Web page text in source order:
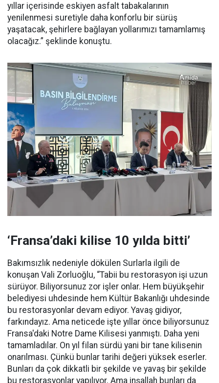
yıllar içerisinde eskiyen asfalt tabakalarının
yenilenmesi suretiyle daha konforlu bir sürüş
yaşatacak, şehirlere bağlayan yollarımızı tamamlamış
olacağız.” şeklinde konuştu.
‘Fransa’daki kilise 10 yılda bitti’
Bakımsızlık nedeniyle dökülen Surlarla ilgili de
konuşan Vali Zorluoğlu, “Tabii bu restorasyon işi uzun
sürüyor. Biliyorsunuz zor işler onlar. Hem büyükşehir
belediyesi uhdesinde hem Kültür Bakanlığı uhdesinde
bu restorasyonlar devam ediyor. Yavaş gidiyor,
farkındayız. Ama neticede işte yıllar önce biliyorsunuz
Fransa'daki Notre Dame Kilisesi yanmıştı. Daha yeni
tamamladılar. On yıl filan sürdü yani bir tane kilisenin
onarılması. Çünkü bunlar tarihi değeri yüksek eserler.
Bunları da çok dikkatli bir şekilde ve yavaş bir şekilde
bu restorasyonlar yapılıyor. Ama inşallah bunları da